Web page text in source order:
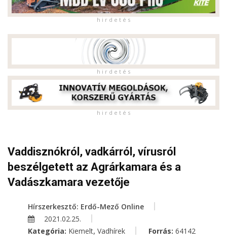
h i r d e t é s
h i r d e t é s
h i r d e t é s
Vaddisznókról, vadkárról, vírusról
beszélgetett az Agrárkamara és a
Vadászkamara vezetője
Hírszerkesztő: Erdő-Mező Online
2021.02.25.
Kategória: Kiemelt, Vadhírek Forrás: 64142